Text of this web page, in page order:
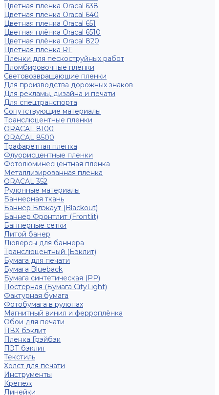
Цветная пленка Oracal 638
Цветная плёнка Oracal 640
Цветная пленка Oracal 651
Цветная плёнка Oracal 6510
Цветная плёнка Oracal 820
Цветная пленка RF
Пленки для пескоструйных работ
Пломбировочные пленки
Световозвращающие пленки
Для производства дорожных знаков
Для рекламы, дизайна и печати
Для спецтранспорта
Сопутствующие материалы
Транслюцентные пленки
ORACAL 8100
ORACAL 8500
Трафаретная пленка
Флуорисцентные пленки
Фотолюминесцентная пленка
Металлизированная плёнка
ORACAL 352
Рулонные материалы
Баннерная ткань
Баннер Блэкаут (Blackout)
Баннер Фронтлит (Frontlit)
Баннерные сетки
Литой банер
Люверсы для баннера
Транслюцентный (Бэклит)
Бумага для печати
Бумага Blueback
Бумага синтетическая (PP)
Постерная (Бумага CityLight)
Фактурная бумага
Фотобумага в рулонах
Магнитный винил и ферроплёнка
Обои для печати
ПВХ бэклит
Пленка Грэйбэк
ПЭТ бэклит
Текстиль
Холст для печати
Инструменты
Крепеж
Линейки